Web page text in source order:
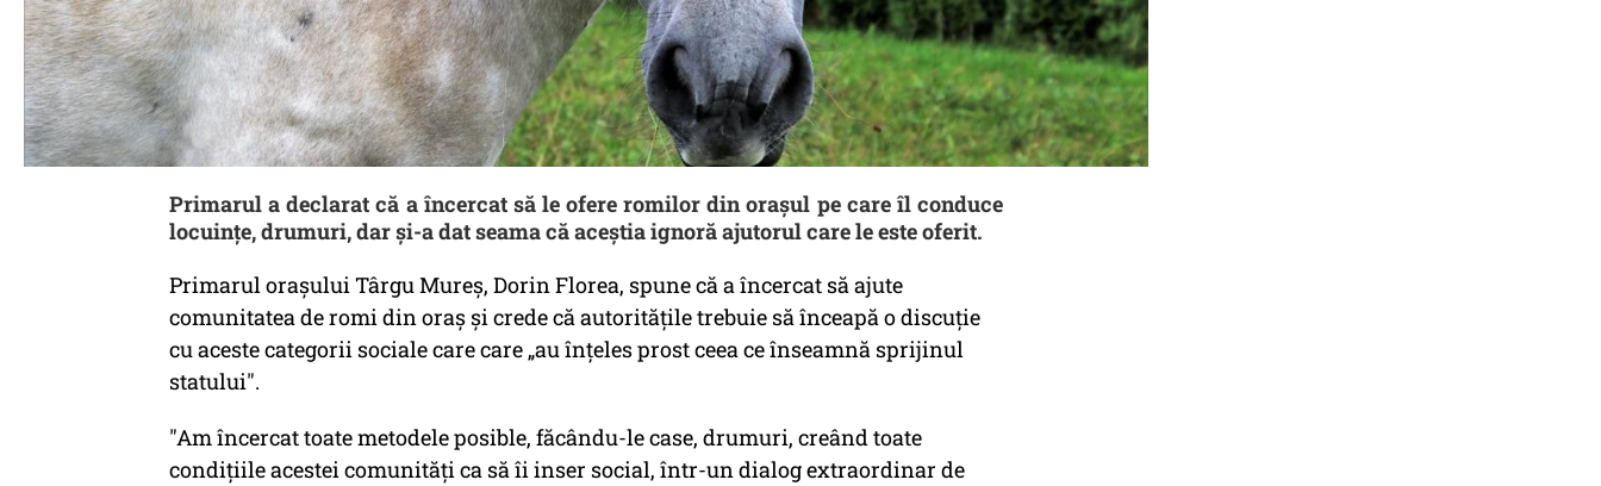
Primarul a declarat că a încercat să le ofere romilor din orașul pe care îl conduce
locuințe, drumuri, dar și-a dat seama că aceștia ignoră ajutorul care le este oferit.
Primarul orașului Târgu Mureș, Dorin Florea, spune că a încercat să ajute
comunitatea de romi din oraș și crede că autoritățile trebuie să înceapă o discuție
cu aceste categorii sociale care care „au înțeles prost ceea ce înseamnă sprijinul
statului".
"Am încercat toate metodele posible, făcându-le case, drumuri, creând toate
condițiile acestei comunități ca să îi inser social, într-un dialog extraordinar de